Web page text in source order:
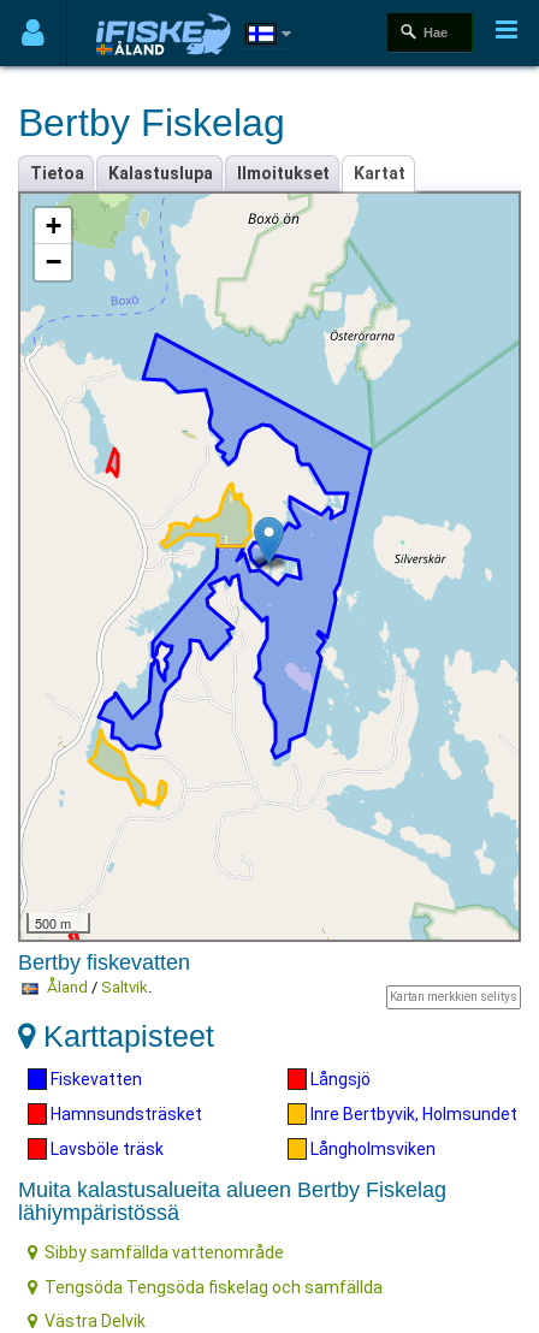
Bertby Fiskelag
Tietoa Kalastuslupa Ilmoitukset Kartat
+
−
500 m
Bertby fiskevatten
Kartan merkkien selitys
Åland / Saltvik.
Karttapisteet
Fiskevatten
Hamnsundsträsket
Lavsböle träsk
Långsjö
Inre Bertbyvik, Holmsundet
Långholmsviken
Muita kalastusalueita alueen Bertby Fiskelag
lähiympäristössä
Sibby samfällda vattenområde
Tengsöda Tengsöda fiskelag och samfällda
Västra Delvik